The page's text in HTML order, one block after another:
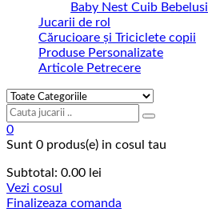
Baby Nest Cuib Bebelusi
Jucarii de rol
Cărucioare și Triciclete copii
Produse Personalizate
Articole Petrecere
0
Sunt 0 produs(e) in cosul tau
Subtotal: 0.00 lei
Vezi cosul
Finalizeaza comanda